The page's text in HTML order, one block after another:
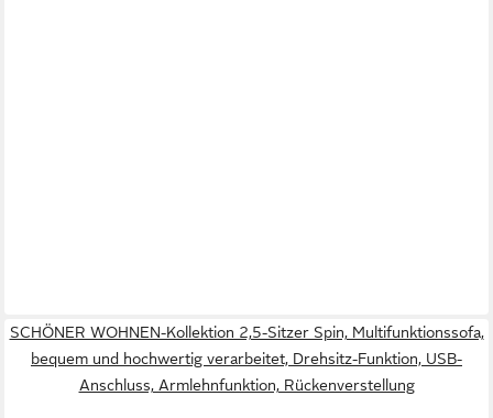
SCHÖNER WOHNEN-Kollektion 2,5-Sitzer Spin, Multifunktionssofa,
bequem und hochwertig verarbeitet, Drehsitz-Funktion, USB-
Anschluss, Armlehnfunktion, Rückenverstellung